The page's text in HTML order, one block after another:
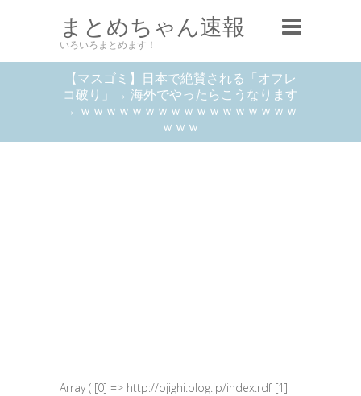
まとめちゃん速報
いろいろまとめます！
【マスゴミ】日本で絶賛される「オフレ
コ破り」→ 海外でやったらこうなります
→ ｗｗｗｗｗｗｗｗｗｗｗｗｗｗｗｗｗ
ｗｗｗ
Array ( [0] => http://ojighi.blog.jp/index.rdf [1]